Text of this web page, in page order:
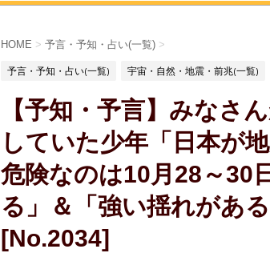
HOME > 予言・予知・占い(一覧) >
予言・予知・占い(一覧) 宇宙・自然・地震・前兆(一覧)
【予知・予言】みなさ
していた少年「日本が
危険なのは10月28～30
る」＆「強い揺れがあ
[No.2034]